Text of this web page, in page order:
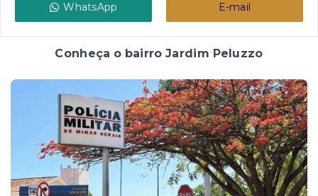
WhatsApp E-mail
Conheça o bairro Jardim Peluzzo